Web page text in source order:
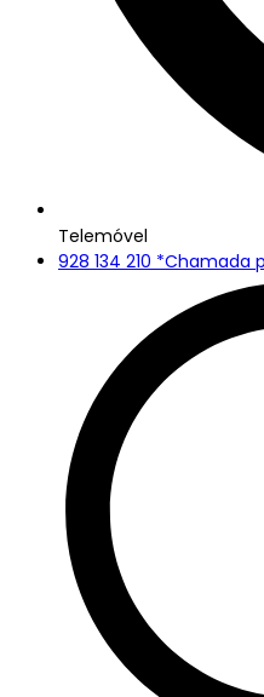
Telemóvel
928 134 210